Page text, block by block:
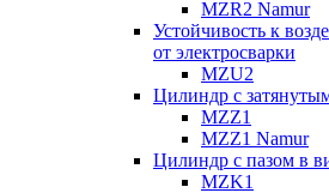
MZR2 Namur
Устойчивость к
от электросварки
MZU2
Цилиндр с
MZZ1
MZZ1 Namur
Цилиндр с пазом в
MZK1